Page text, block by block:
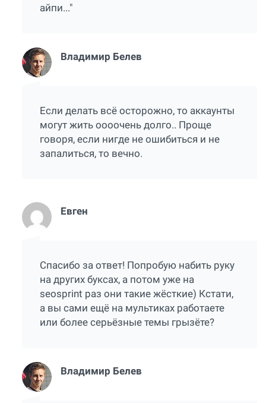
айпи..."
Владимир Белев
Если делать всё осторожно, то аккаунты
могут жить оооочень долго.. Проще
говоря, если нигде не ошибиться и не
запалиться, то вечно.
Евген
Спасибо за ответ! Попробую набить руку
на других буксах, а потом уже на
seosprint раз они такие жёсткие) Кстати,
а вы сами ещё на мультиках работаете
или более серьёзные темы грызёте?
Владимир Белев